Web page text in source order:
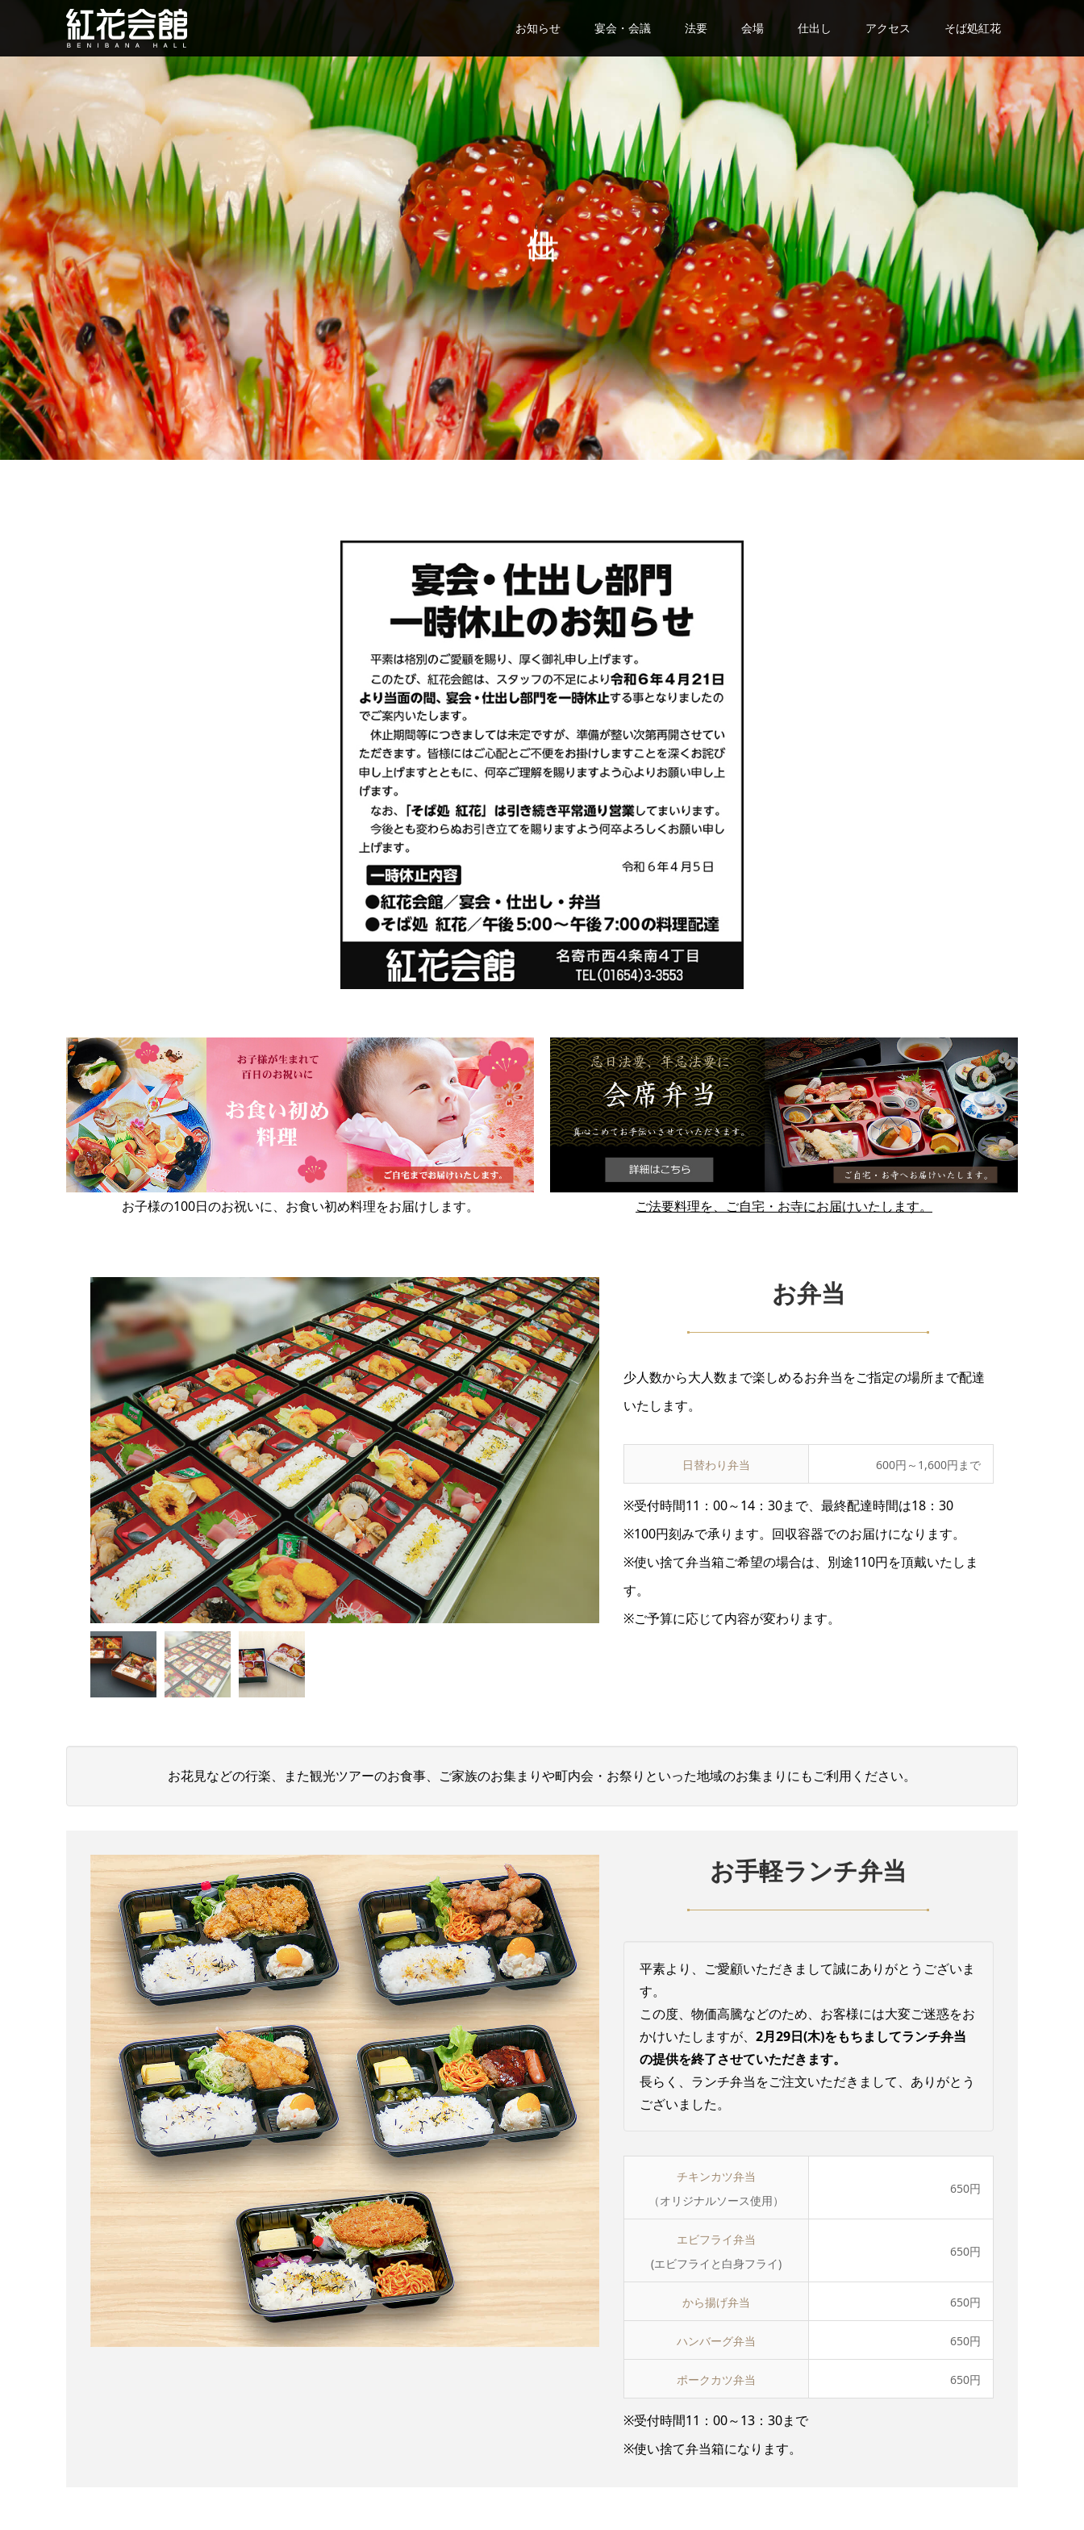
お知らせ 宴会・会議 法要 会場 仕出し アクセス そば処紅花
仕出し
お子様の100日のお祝いに、お食い初め料理をお届けします。 ご法要料理を、ご自宅・お寺にお届けいたします。
お弁当
少人数から大人数まで楽しめるお弁当をご指定の場所まで配達
いたします。
日替わり弁当 600円～1,600円まで
※受付時間11：00～14：30まで、最終配達時間は18：30
※100円刻みで承ります。回収容器でのお届けになります。
※使い捨て弁当箱ご希望の場合は、別途110円を頂戴いたしま
す。
※ご予算に応じて内容が変わります。
お花見などの行楽、また観光ツアーのお食事、ご家族のお集まりや町内会・お祭りといった地域のお集まりにもご利用ください。
お手軽ランチ弁当
平素より、ご愛顧いただきまして誠にありがとうございま
す。
この度、物価高騰などのため、お客様には大変ご迷惑をお
かけいたしますが、 2月29日(木)をもちましてランチ弁当
の提供を終了させていただきます。
長らく、ランチ弁当をご注文いただきまして、ありがとう
ございました。
チキンカツ弁当
（オリジナルソース使用）
650円
エビフライ弁当
(エビフライと白身フライ)
650円
から揚げ弁当 650円
ハンバーグ弁当 650円
ポークカツ弁当 650円
※受付時間11：00～13：30まで
※使い捨て弁当箱になります。